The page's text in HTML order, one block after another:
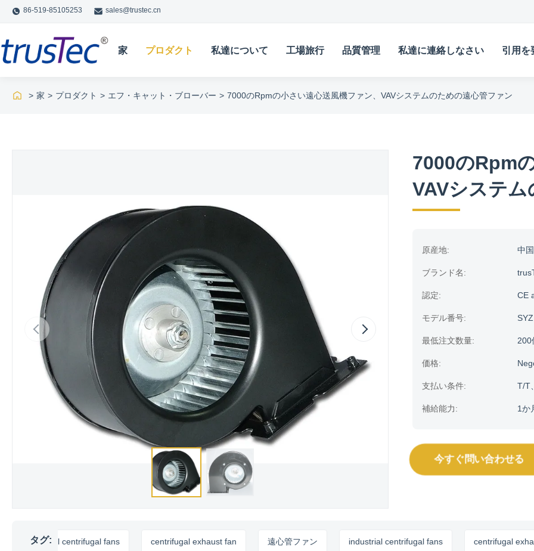
86-519-85105253 sales@trustec.cn
家 プロダクト 私達について 工場旅行 品質管理 私達に連絡しなさい 引用を
> 家 > プロダクト > エフ・キャット・ブローバー > 7000のRpmの小さい遠心送風機ファン、VAVシステムのための遠心管ファン
7000のRpm
VAVシステ
原産地: 中国
ブランド名:
認定: CE
モデル番号:
最低注文数量: 200
価格:
支払い条件: T/T
補給能力: 1か
今すぐ問い合わせる
タグ:
industrial centrifugal fans centrifugal exhaust fan 遠心管ファン industrial centrifugal fans centrifugal exhaust